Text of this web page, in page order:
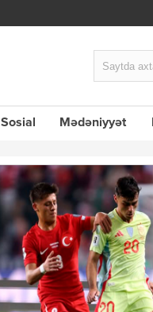
Sosial Mədəniyyət